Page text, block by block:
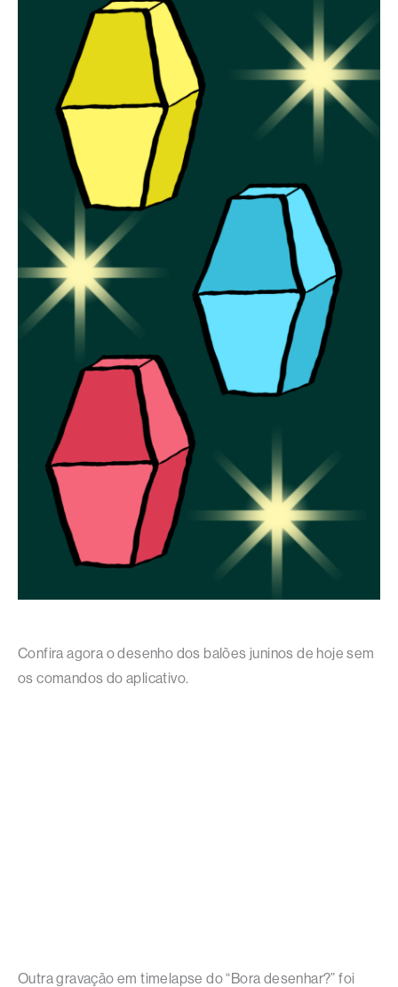
Confira agora o desenho dos balões juninos de hoje sem
os comandos do aplicativo.
Outra gravação em timelapse do “Bora desenhar?” foi